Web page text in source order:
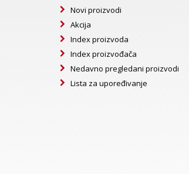
Novi proizvodi
Akcija
Index proizvoda
Index proizvođača
Nedavno pregledani proizvodi
Lista za upoređivanje